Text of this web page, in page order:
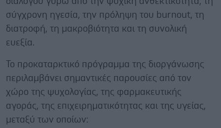
σύγχρονη ηγεσία, την πρόληψη του burnout, τη
διατροφή, τη μακροβιότητα και τη συνολική
ευεξία.
Το προκαταρκτικό πρόγραμμα της διοργάνωσης
περιλαμβάνει σημαντικές παρουσίες από τον
χώρο της ψυχολογίας, της φαρμακευτικής
αγοράς, της επιχειρηματικότητας και της υγείας,
μεταξύ των οποίων: